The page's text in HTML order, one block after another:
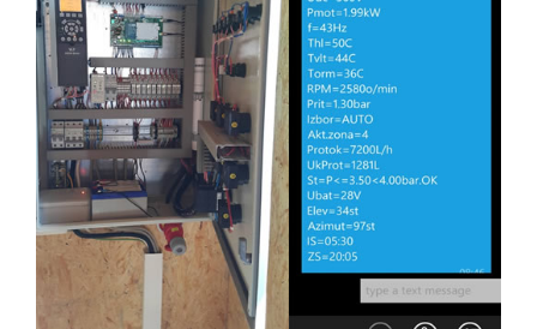
Danfoss frekventni regulator